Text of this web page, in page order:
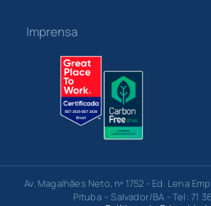
Imprensa
Av. Magalhães Neto, nº 1752 - Ed. Lena
Pituba – Salvador/BA - Tel: 71